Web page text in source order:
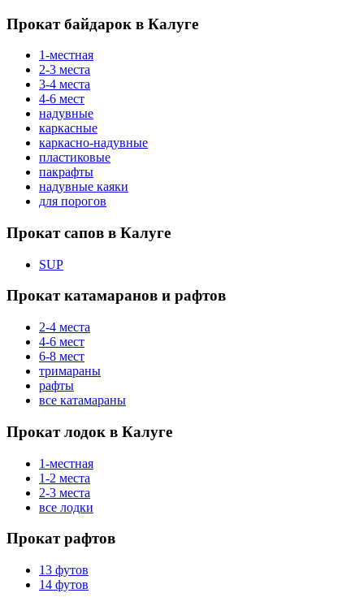
Прокат байдарок в Калуге
1-местная
2-3 места
3-4 места
4-6 мест
надувные
каркасные
каркасно-надувные
пластиковые
пакрафты
надувные каяки
для порогов
Прокат сапов в Калуге
SUP
Прокат катамаранов и рафтов
2-4 места
4-6 мест
6-8 мест
тримараны
рафты
все катамараны
Прокат лодок в Калуге
1-местная
1-2 места
2-3 места
все лодки
Прокат рафтов
13 футов
14 футов